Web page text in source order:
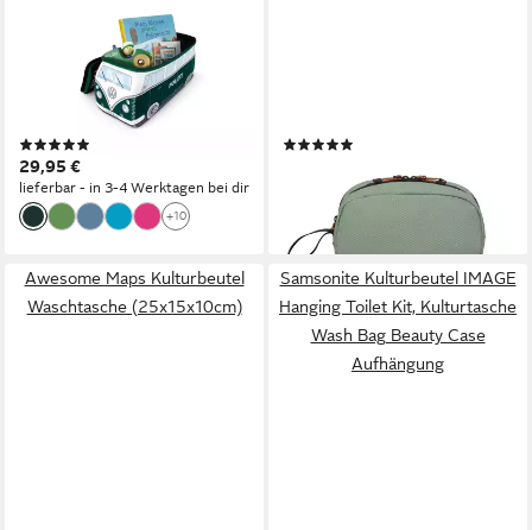
VW COLLECTION BY BRISA
Kulturbeutel Volkswagen
Neopren Schminktasche,
Reisebeutel, Kosmetiktasche
im Polizeibus Design
29,95 €
lieferbar - in 3-4 Werktagen bei dir
+10
lieferbar - in 1-2 Werktagen bei dir
Awesome Maps Kulturbeutel
Waschtasche (25x15x10cm)
Samsonite Kulturbeutel IMAGE
Hanging Toilet Kit, Kulturtasche
Wash Bag Beauty Case
Aufhängung